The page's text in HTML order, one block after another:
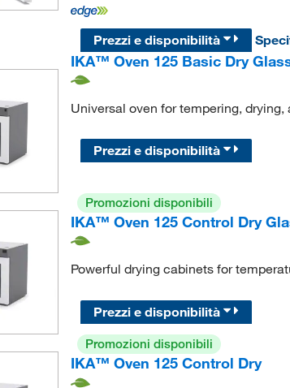
Prezzi e disponibilità
IKA™ Oven 125 Basic Dry
Universal oven for tempering,
Prezzi e disponibilità
Promozioni disponibili
IKA™ Oven 125 Control Dry
Powerful drying cabinets for
Prezzi e disponibilità
Promozioni disponibili
IKA™ Oven 125 Control Dry